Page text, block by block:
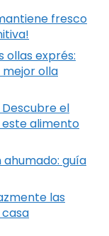
fresco
ollas exprés:
olla
el
alimento
guía
las